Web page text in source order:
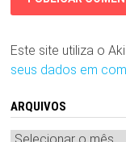
Este site utiliza o
seus dados em
ARQUIVOS
Arquivos